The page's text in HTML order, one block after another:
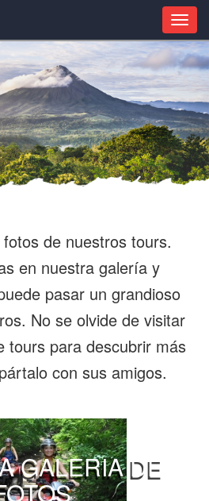
GALERIA DE
de nuestros tours.
en nuestra galería y
pasar un grandioso
No se olvide de visitar
tours para descubrir más
con sus amigos.